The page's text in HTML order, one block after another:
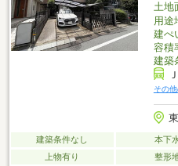
土地
用途
建ぺ
容積
建築
その
建築条件なし 本下
上物有り
整形